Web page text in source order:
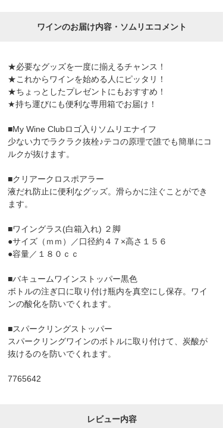
ワインのお届け内容・ソムリエコメント
★必要なグッズを一度に揃えるチャンス！
★これからワインを始める人にピッタリ！
★ちょっとしたプレゼントにもおすすめ！
★持ち運びにも便利な専用箱でお届け！
■My Wine Clubロゴ入りソムリエナイフ
少ない力でラクラク抜栓♪テコの原理で誰でも簡単にコ
ルクが抜けます。
■クリアークロスポアラー
液だれ防止に便利なグッズ。滑らかに注ぐことができ
ます。
■ワイングラス(白箱入れ) ２脚
●サイズ（ｍｍ）／口径約４７×高さ１５６
●容量／１８０ｃｃ
■バキュームワインストッパー黒色
ボトルの注ぎ口に取り付け瓶内を真空にし保存。ワイ
ンの酸化を防いでくれます。
■スパークリングストッパー
スパークリングワインのボトルに取り付けて、炭酸が
抜けるのを防いでくれます。
7765642
レビュー内容